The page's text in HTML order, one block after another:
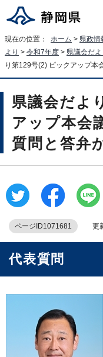
現在の位置： ホーム > 県政情
より > 令和7年度 > 県議会だ
り第129号(2) ピックアップ本
県議会だよ
アップ本会
質問と答弁
ページID1071681 更
代表質問